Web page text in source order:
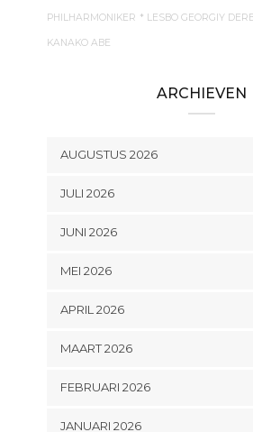
PHILHARMONIKER * LESBO GEORGIY
KANAKO ABE
ARCHIEVEN
AUGUSTUS 2026
JULI 2026
JUNI 2026
MEI 2026
APRIL 2026
MAART 2026
FEBRUARI 2026
JANUARI 2026